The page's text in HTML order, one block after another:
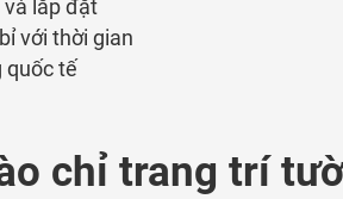
và lắp đặt
với thời gian
quốc tế
chỉ trang trí